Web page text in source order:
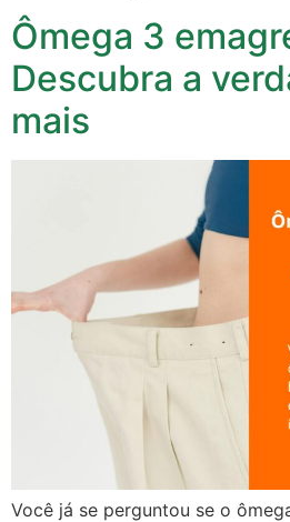
Ômega 3
Descubra a
mais
Você já se perguntou se o